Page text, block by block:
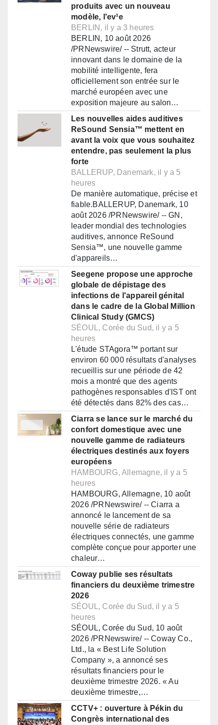
produits avec un nouveau
modèle, l'ev¹e
BERLIN, il y a 3 heures
BERLIN, 10 août 2026
/PRNewswire/ -- Strutt, acteur
innovant dans le domaine de la
mobilité intelligente, fera
officiellement son entrée sur le
marché européen avec une
exposition majeure au salon…
Les nouvelles aides auditives
ReSound Sensia™ mettent en
avant la voix que vous souhaitez
entendre, pas seulement la plus
forte
BALLERUP, Danemark, il y a 5
heures
De manière automatique, précise et
fiable.BALLERUP, Danemark, 10
août 2026 /PRNewswire/ -- GN,
leader mondial des technologies
auditives, annonce ReSound
Sensia™, une nouvelle gamme
d'appareils…
Seegene propose une approche
globale de dépistage des
infections de l'appareil génital
dans le cadre de la Global Million
Clinical Study (GMCS)
SÉOUL, Corée du Sud, il y a 5
heures
L'étude STAgora™ portant sur
environ 60 000 résultats d'analyses
recueillis sur une période de 42
mois a montré que des agents
pathogènes responsables d'IST ont
été détectés dans 82% des cas…
Ciarra se lance sur le marché du
confort domestique avec une
nouvelle gamme de radiateurs
électriques destinés aux foyers
européens
HAMBOURG, Allemagne, il y a 5
heures
HAMBOURG, Allemagne, 10 août
2026 /PRNewswire/ -- Ciarra a
annoncé le lancement de sa
nouvelle série de radiateurs
électriques connectés, une gamme
complète conçue pour apporter une
chaleur…
Coway publie ses résultats
financiers du deuxième trimestre
2026
SÉOUL, Corée du Sud, il y a 5
heures
SÉOUL, Corée du Sud, 10 août
2026 /PRNewswire/ -- Coway Co.,
Ltd., la « Best Life Solution
Company », a annoncé ses
résultats financiers pour le
deuxième trimestre 2026. « Au
deuxième trimestre,…
CCTV+ : ouverture à Pékin du
Congrès international des